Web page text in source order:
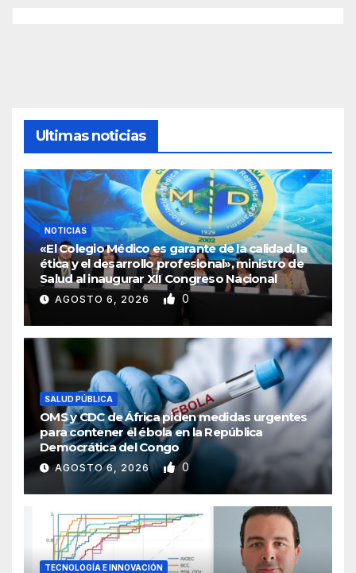
Ultimas noticias
NOTICIAS
«El Colegio Médico es garante de la calidad, la
ética y el desarrollo profesional», ministro de
Salud al inaugurar XII Congreso Nacional
AGOSTO 6, 2026 0
SALUD PÚBLICA
OMS y CDC de África piden medidas urgentes
para contener el ébola en la República
Democrática del Congo
AGOSTO 6, 2026 0
TECNOLOGÍA E INNOVACIÓN